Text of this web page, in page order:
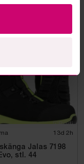
13d 2h
Jalas 7198
stl. 44